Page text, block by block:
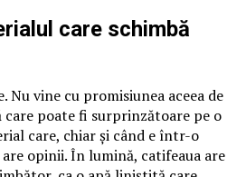
care schimbă
Nu vine cu promisiunea aceea de
care poate fi surprinzătoare pe o
care, chiar și când e într-o
opinii. În lumină, catifeaua are